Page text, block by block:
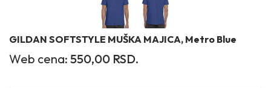
GILDAN SOFTSTYLE MUŠKA MAJICA, Metro Blue
Web cena: 550,00 RSD.